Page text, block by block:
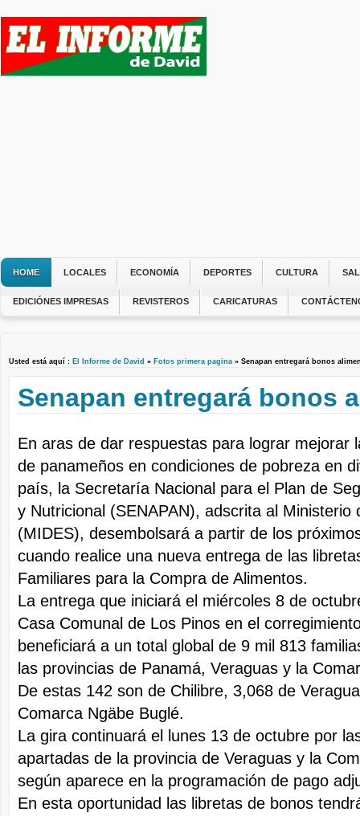
HOME LOCALES ECONOMÍA DEPORTES CULTURA
EDICIÓNES IMPRESAS REVISTEROS CARICATURAS
Usted está aquí : El Informe de David » Fotos primera pagina » Senapan entregará bonos
Senapan entregará bonos
En aras de dar respuestas para lograr mejorar
de panameños en condiciones de pobreza en
país, la Secretaría Nacional para el Plan de
y Nutricional (SENAPAN), adscrita al Ministerio
(MIDES), desembolsará a partir de los
cuando realice una nueva entrega de las
Familiares para la Compra de Alimentos.
La entrega que iniciará el miércoles 8 de
Casa Comunal de Los Pinos en el
beneficiará a un total global de 9 mil 813
las provincias de Panamá, Veraguas y la
De estas 142 son de Chilibre, 3,068 de
Comarca Ngäbe Buglé.
La gira continuará el lunes 13 de octubre por
apartadas de la provincia de Veraguas y la
según aparece en la programación de pago
En esta oportunidad las libretas de bonos